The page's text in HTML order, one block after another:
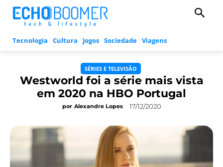
Tecnologia Cultura Jogos Sociedade Viagens
SÉRIES E TELEVISÃO
Westworld foi a série mais vista
em 2020 na HBO Portugal
por Alexandre Lopes 17/12/2020